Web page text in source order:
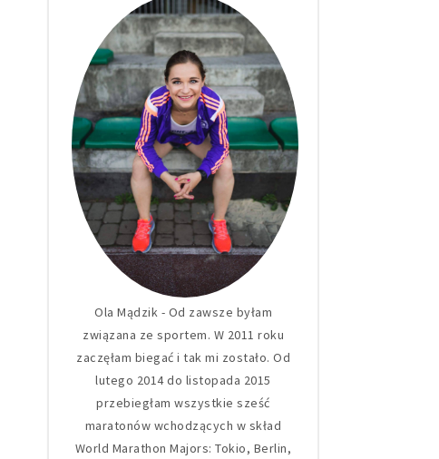
Ola Mądzik - Od zawsze byłam
związana ze sportem. W 2011 roku
zaczęłam biegać i tak mi zostało. Od
lutego 2014 do listopada 2015
przebiegłam wszystkie sześć
maratonów wchodzących w skład
World Marathon Majors: Tokio, Berlin,